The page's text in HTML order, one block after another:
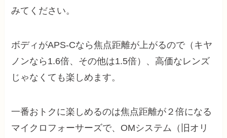
みてください。
ボディがAPS-Cなら焦点距離が上がるので（キヤ
ノンなら1.6倍、その他は1.5倍）、高価なレンズ
じゃなくても楽しめます。
一番おトクに楽しめるのは焦点距離が２倍になる
マイクロフォーサーズで、OMシステム（旧オリ